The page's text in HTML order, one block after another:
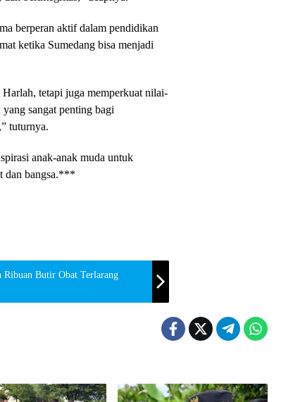
berperan aktif dalam pendidikan
ketika Sumedang bisa menjadi
tetapi juga memperkuat nilai-
sangat penting bagi
tuturnya.
anak-anak muda untuk
dan bangsa.***
Butir Obat Terlarang